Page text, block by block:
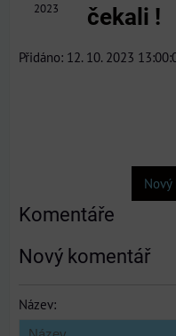
2023
čekali !
Přidáno: 12. 10. 2023
Komentáře
Nový komentář
Název: